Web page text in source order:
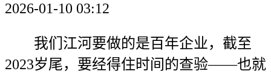
2026-01-10 03:12
我们江河要做的是百年企业，截至
2023岁尾，要经得住时间的查验——也就